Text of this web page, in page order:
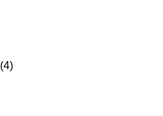
(4)